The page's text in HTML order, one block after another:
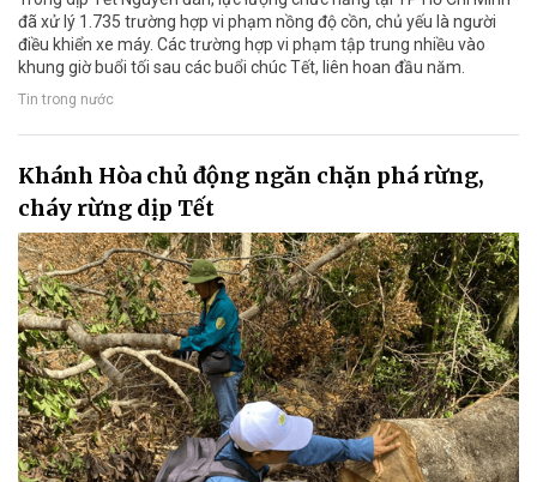
đã xử lý 1.735 trường hợp vi phạm nồng độ cồn, chủ yếu là người
điều khiển xe máy. Các trường hợp vi phạm tập trung nhiều vào
khung giờ buổi tối sau các buổi chúc Tết, liên hoan đầu năm.
Tin trong nước
Khánh Hòa chủ động ngăn chặn phá rừng,
cháy rừng dịp Tết